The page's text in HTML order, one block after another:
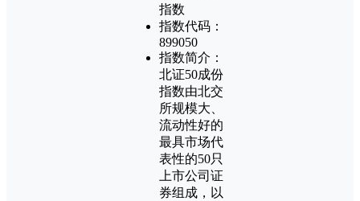
指数
指数代码：
899050
指数简介：
北证50成份
指数由北交
所规模大、
流动性好的
最具市场代
表性的50只
上市公司证
券组成，以